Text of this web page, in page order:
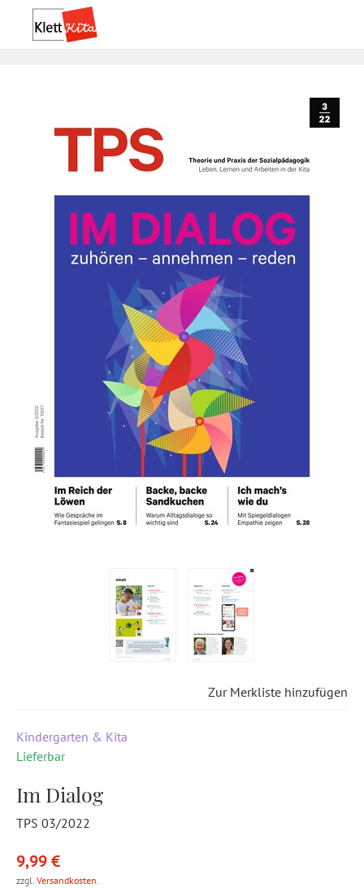
Zur Merkliste hinzufügen
Kindergarten & Kita
Lieferbar
Im Dialog
TPS 03/2022
9,99 €
zzgl. Versandkosten.